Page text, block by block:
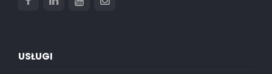
USŁUGI